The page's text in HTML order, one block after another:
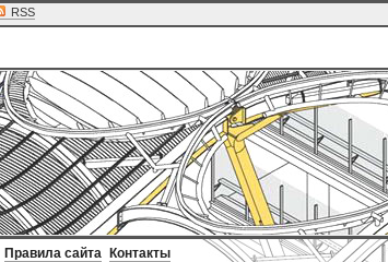
RSS
Правила сайта Контакты